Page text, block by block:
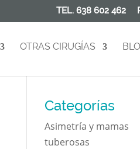
TEL. 638 602 462
OTRAS CIRUGÍAS
Categorías
Asimetría y mamas
tuberosas